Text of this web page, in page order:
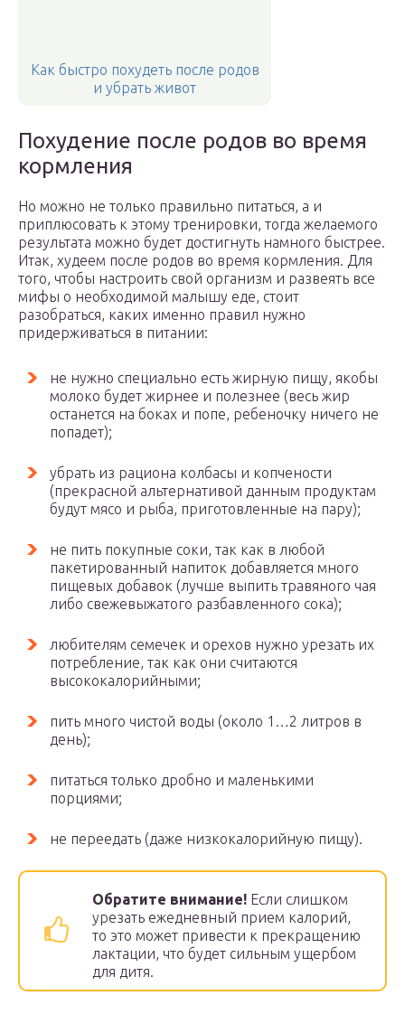
Как быстро похудеть после родов
и убрать живот
Похудение после родов во время
кормления
Но можно не только правильно питаться, а и
приплюсовать к этому тренировки, тогда желаемого
результата можно будет достигнуть намного быстрее.
Итак, худеем после родов во время кормления. Для
того, чтобы настроить свой организм и развеять все
мифы о необходимой малышу еде, стоит
разобраться, каких именно правил нужно
придерживаться в питании:
не нужно специально есть жирную пищу, якобы
молоко будет жирнее и полезнее (весь жир
останется на боках и попе, ребеночку ничего не
попадет);
убрать из рациона колбасы и копчености
(прекрасной альтернативой данным продуктам
будут мясо и рыба, приготовленные на пару);
не пить покупные соки, так как в любой
пакетированный напиток добавляется много
пищевых добавок (лучше выпить травяного чая
либо свежевыжатого разбавленного сока);
любителям семечек и орехов нужно урезать их
потребление, так как они считаются
высококалорийными;
пить много чистой воды (около 1…2 литров в
день);
питаться только дробно и маленькими
порциями;
не переедать (даже низкокалорийную пищу).
Обратите внимание! Если слишком
урезать ежедневный прием калорий,
то это может привести к прекращению
лактации, что будет сильным ущербом
для дитя.